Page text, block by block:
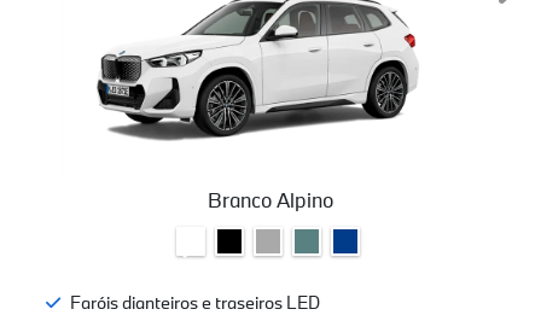
Branco Alpino
Faróis dianteiros e traseiros LED